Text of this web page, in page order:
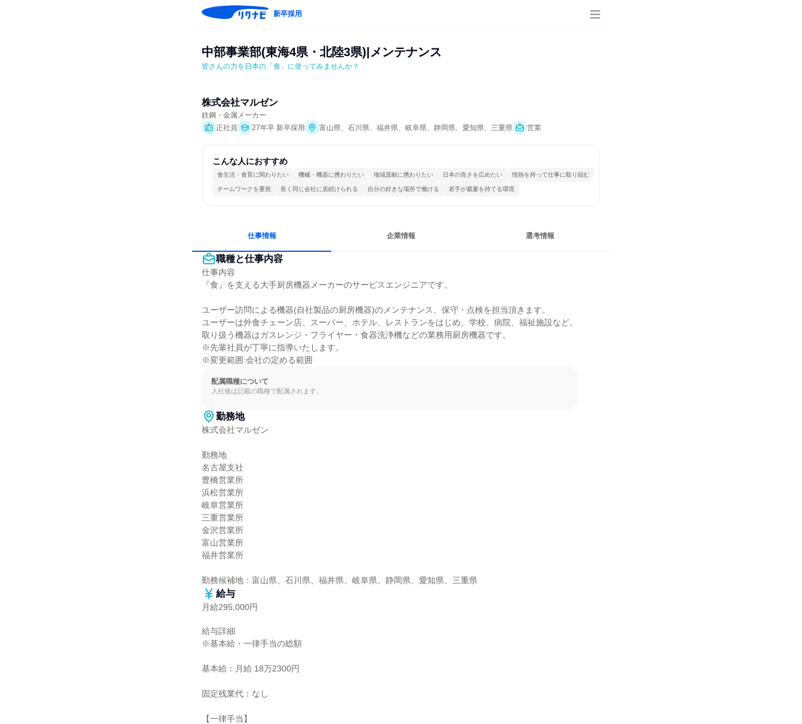
新卒採用
中部事業部(東海4県・北陸3県)|メンテナンス
皆さんの力を日本の「食」に使ってみませんか？
株式会社マルゼン
鉄鋼・金属メーカー
正社員
27年卒 新卒採用 富山県、石川県、福井県、岐阜県、静岡県、愛知県、三重県 営業
こんな人におすすめ
食生活・食育に関わりたい 機械・機器に携わりたい 地域貢献に携わりたい 日本の良さを広めたい 情熱を持って仕事に取り組む
チームワークを重視 長く同じ会社に居続けられる 自分の好きな場所で働ける 若手が裁量を持てる環境
仕事情報 企業情報 選考情報
職種と仕事内容
仕事内容
『食』を支える大手厨房機器メーカーのサービスエンジニアです。
ユーザー訪問による機器(自社製品の厨房機器)のメンテナンス、保守・点検を担当頂きます。
ユーザーは外食チェーン店、スーパー、ホテル、レストランをはじめ、学校、病院、福祉施設など。
取り扱う機器はガスレンジ・フライヤー・食器洗浄機などの業務用厨房機器です。
※先輩社員が丁寧に指導いたします。
※変更範囲:会社の定める範囲
配属職種について
入社後は記載の職種で配属されます。
勤務地
株式会社マルゼン
勤務地
名古屋支社
豊橋営業所
浜松営業所
岐阜営業所
三重営業所
金沢営業所
富山営業所
福井営業所
勤務候補地：富山県、石川県、福井県、岐阜県、静岡県、愛知県、三重県
給与
月給295,000円
給与詳細
※基本給・一律手当の総額
基本給：月給 18万2300円
固定残業代：なし
【一律手当】